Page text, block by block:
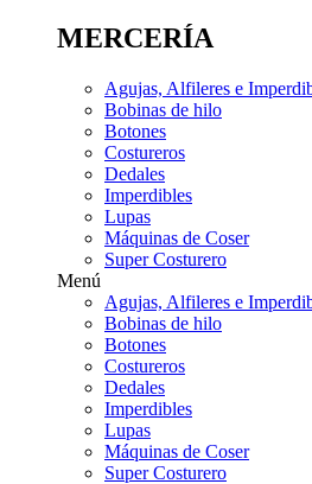
MERCERÍA
Agujas, Alfileres e
Bobinas de hilo
Botones
Costureros
Dedales
Imperdibles
Lupas
Máquinas de Coser
Super Costurero
Menú
Agujas, Alfileres e
Bobinas de hilo
Botones
Costureros
Dedales
Imperdibles
Lupas
Máquinas de Coser
Super Costurero